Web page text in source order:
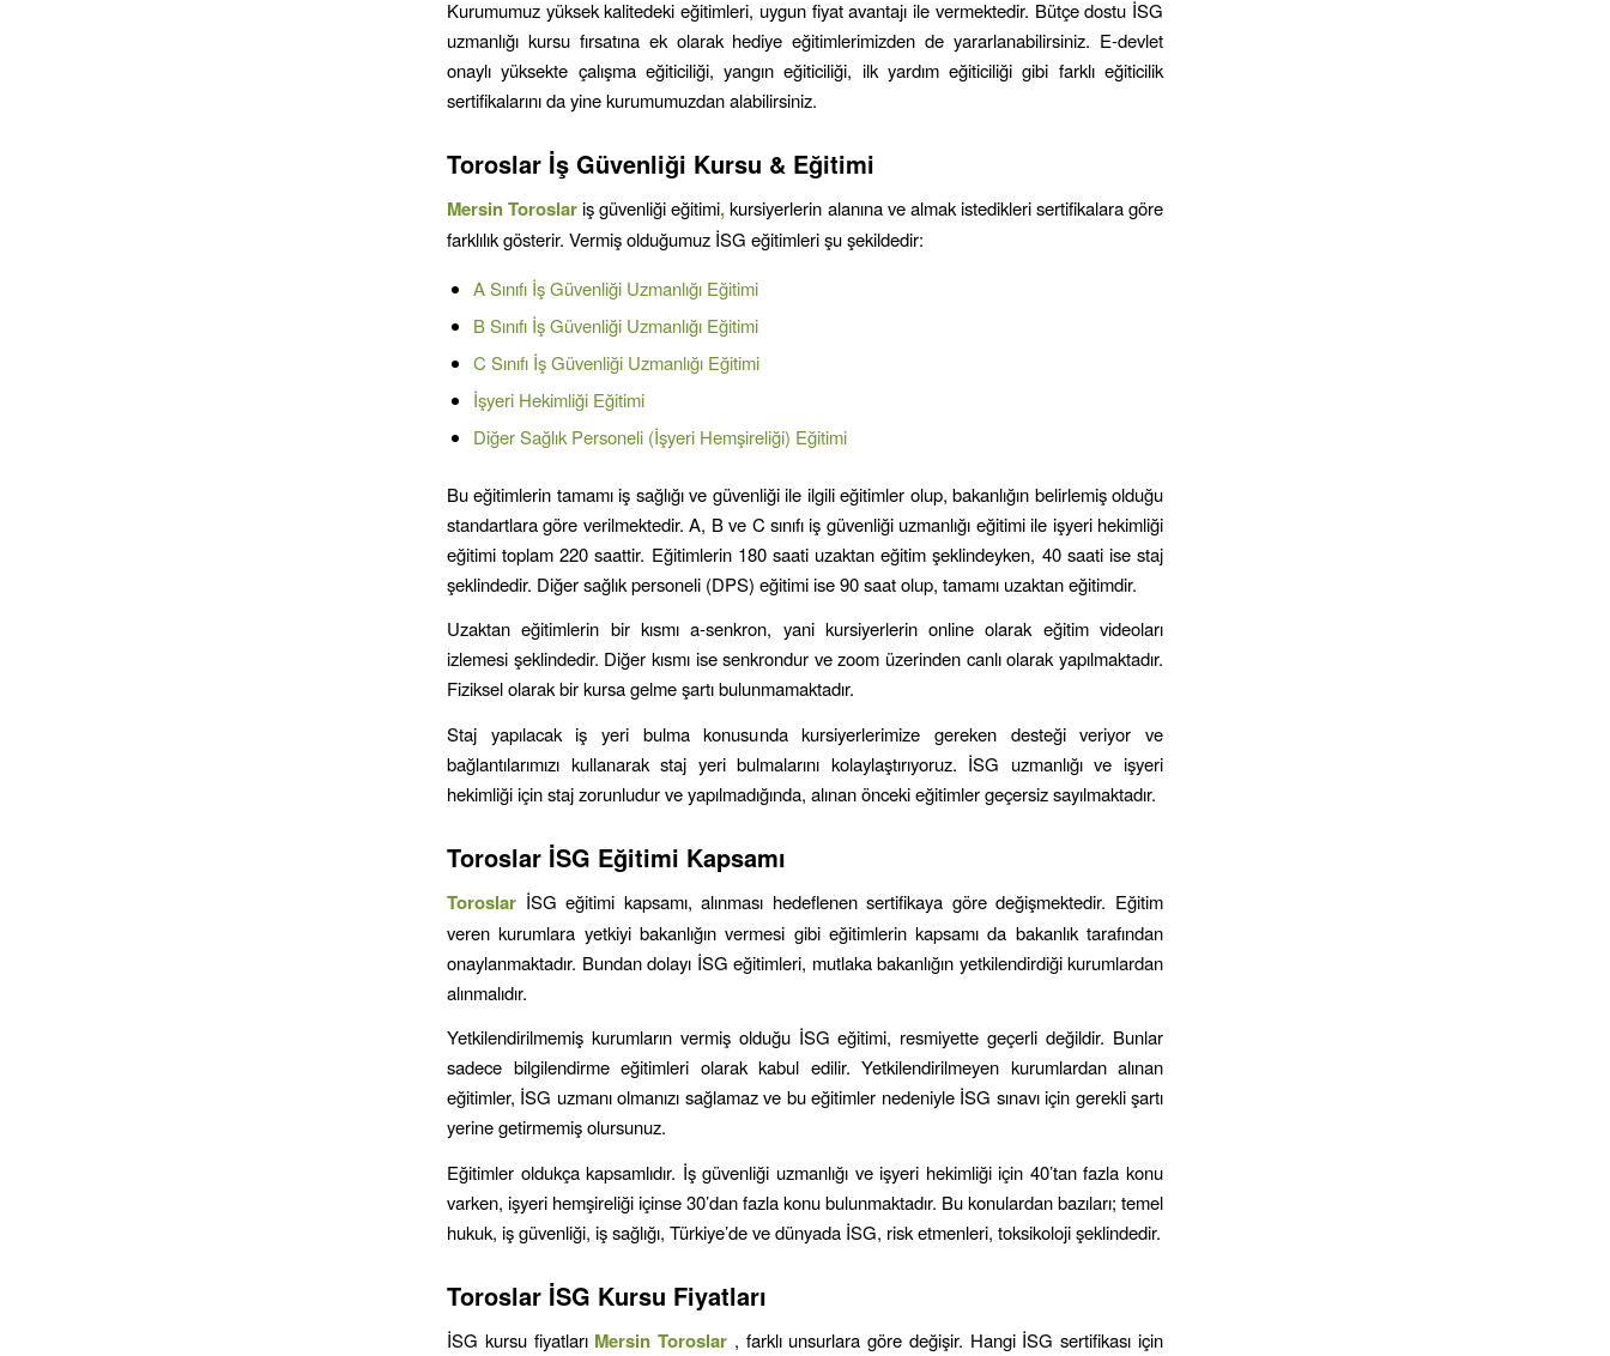
Kurumumuz yüksek kalitedeki eğitimleri, uygun fiyat avantajı ile vermektedir. Bütçe dostu İSG
uzmanlığı kursu fırsatına ek olarak hediye eğitimlerimizden de yararlanabilirsiniz. E-devlet
onaylı yüksekte çalışma eğiticiliği, yangın eğiticiliği, ilk yardım eğiticiliği gibi farklı eğiticilik
sertifikalarını da yine kurumumuzdan alabilirsiniz.
Toroslar İş Güvenliği Kursu & Eğitimi
MersinToroslariş güvenliği eğitimi,kursiyerlerin alanına ve almak istedikleri sertifikalara göre
farklılık gösterir. Vermiş olduğumuz İSG eğitimleri şu şekildedir:
A Sınıfı İş Güvenliği Uzmanlığı Eğitimi
B Sınıfı İş Güvenliği Uzmanlığı Eğitimi
C Sınıfı İş Güvenliği Uzmanlığı Eğitimi
İşyeri Hekimliği Eğitimi
Diğer Sağlık Personeli (İşyeri Hemşireliği) Eğitimi
Bu eğitimlerin tamamı iş sağlığı ve güvenliği ile ilgili eğitimler olup, bakanlığın belirlemiş olduğu
standartlara göre verilmektedir. A, B ve C sınıfı iş güvenliği uzmanlığı eğitimi ile işyeri hekimliği
eğitimi toplam 220 saattir. Eğitimlerin 180 saati uzaktan eğitim şeklindeyken, 40 saati ise staj
şeklindedir. Diğer sağlık personeli (DPS) eğitimi ise 90 saat olup, tamamı uzaktan eğitimdir.
Uzaktan eğitimlerin bir kısmı a-senkron, yani kursiyerlerin online olarak eğitim videoları
izlemesi şeklindedir. Diğer kısmı ise senkrondur ve zoom üzerinden canlı olarak yapılmaktadır.
Fiziksel olarak bir kursa gelme şartı bulunmamaktadır.
Staj yapılacak iş yeri bulma konusunda kursiyerlerimize gereken desteği veriyor ve
bağlantılarımızı kullanarak staj yeri bulmalarını kolaylaştırıyoruz. İSG uzmanlığı ve işyeri
hekimliği için staj zorunludur ve yapılmadığında, alınan önceki eğitimler geçersiz sayılmaktadır.
Toroslar İSG Eğitimi Kapsamı
Toroslar İSG eğitimi kapsamı, alınması hedeflenen sertifikaya göre değişmektedir. Eğitim
veren kurumlara yetkiyi bakanlığın vermesi gibi eğitimlerin kapsamı da bakanlık tarafından
onaylanmaktadır. Bundan dolayı İSG eğitimleri, mutlaka bakanlığın yetkilendirdiği kurumlardan
alınmalıdır.
Yetkilendirilmemiş kurumların vermiş olduğu İSG eğitimi, resmiyette geçerli değildir. Bunlar
sadece bilgilendirme eğitimleri olarak kabul edilir. Yetkilendirilmeyen kurumlardan alınan
eğitimler, İSG uzmanı olmanızı sağlamaz ve bu eğitimler nedeniyle İSG sınavı için gerekli şartı
yerine getirmemiş olursunuz.
Eğitimler oldukça kapsamlıdır. İş güvenliği uzmanlığı ve işyeri hekimliği için 40’tan fazla konu
varken, işyeri hemşireliği içinse 30’dan fazla konu bulunmaktadır. Bu konulardan bazıları; temel
hukuk, iş güvenliği, iş sağlığı, Türkiye’de ve dünyada İSG, risk etmenleri, toksikoloji şeklindedir.
Toroslar İSG Kursu Fiyatları
İSG kursu fiyatları MersinToroslar , farklı unsurlara göre değişir. Hangi İSG sertifikası için